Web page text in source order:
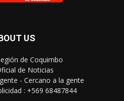
US
de Coquimbo
de Noticias
- Cercano a la gente
: +569 68487844